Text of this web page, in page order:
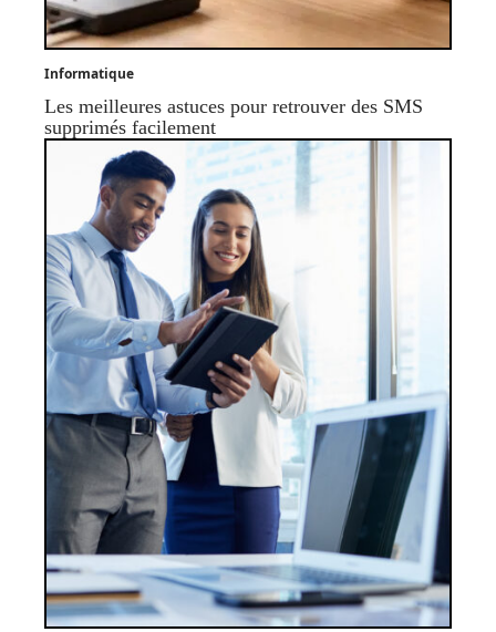
Informatique
Les meilleures astuces pour retrouver des SMS
supprimés facilement